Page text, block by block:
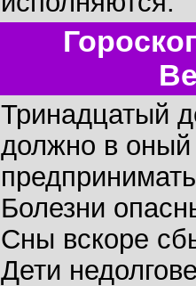
Тринадцатый
должно в оный
Болезни
Сны вскоре
Дети